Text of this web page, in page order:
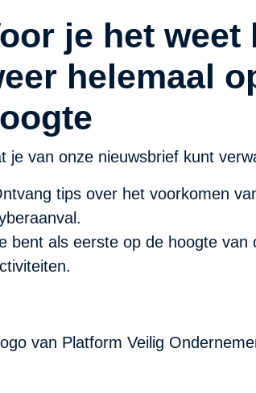
je het weet
helemaal
je van onze nieuwsbrief kunt
tips over het voorkomen
bent als eerste op de hoogte van